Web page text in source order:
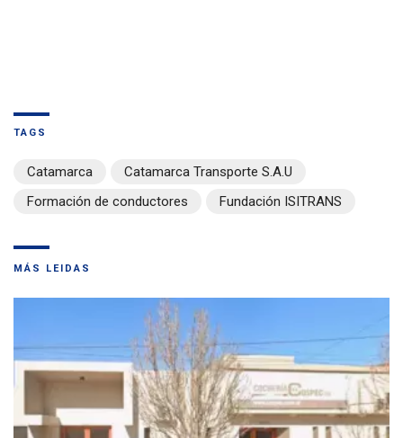
TAGS
Catamarca
Catamarca Transporte S.A.U
Formación de conductores
Fundación ISITRANS
MÁS LEIDAS